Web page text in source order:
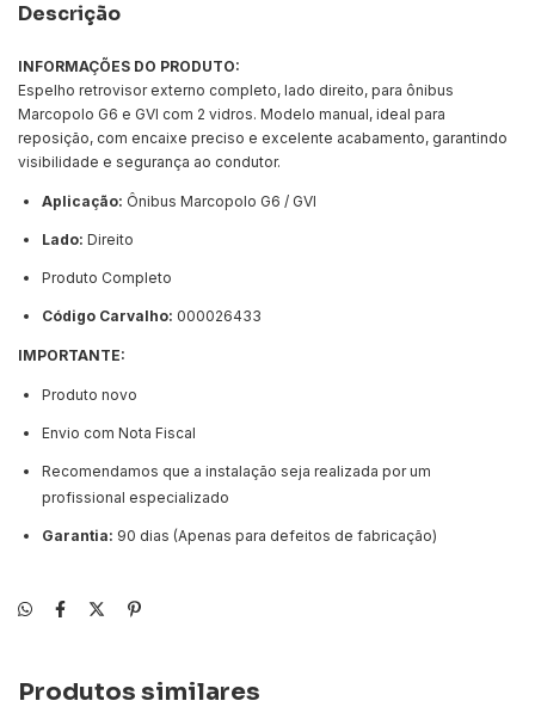
Descrição
INFORMAÇÕES DO PRODUTO:
Espelho retrovisor externo completo, lado direito, para ônibus
Marcopolo G6 e GVI com 2 vidros. Modelo manual, ideal para
reposição, com encaixe preciso e excelente acabamento, garantindo
visibilidade e segurança ao condutor.
Aplicação: Ônibus Marcopolo G6 / GVI
Lado: Direito
Produto Completo
Código Carvalho: 000026433
IMPORTANTE:
Produto novo
Envio com Nota Fiscal
Recomendamos que a instalação seja realizada por um
profissional especializado
Garantia: 90 dias (Apenas para defeitos de fabricação)
Produtos similares